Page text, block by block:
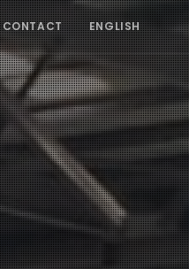
CONTACT ENGLISH